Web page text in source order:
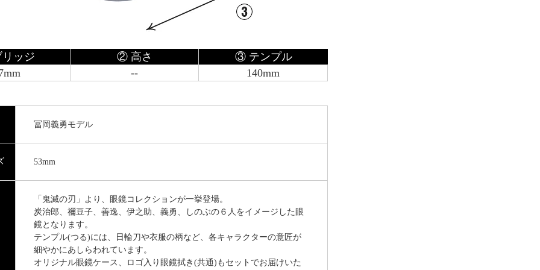
ッジ ② 高さ
③ テンプル
-- 140mm
冨岡義勇モデル
53mm
「鬼滅の刃」より、眼鏡コレクションが一挙登場。
炭治郎、禰豆子、善逸、伊之助、義勇、しのぶの６人をイメージした眼
鏡となります。
テンプル(つる)には、日輪刀や衣服の柄など、各キャラクターの意匠が
細やかにあしらわれています。
オリジナル眼鏡ケース、ロゴ入り眼鏡拭き(共通)もセットでお届けいた